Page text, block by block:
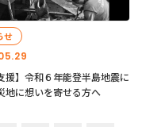
せ
援】令和６年能登半島地震に
地に想いを寄せる方へ